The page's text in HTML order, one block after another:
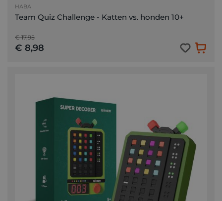
HABA
Team Quiz Challenge - Katten vs. honden 10+
€ 17,95
€ 8,98